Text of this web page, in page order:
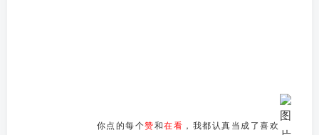
你点的每个赞和在看 ，我都认真当成了喜欢